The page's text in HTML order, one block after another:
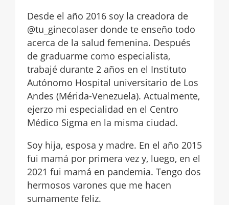
Desde el año 2016 soy la creadora de
@tu_ginecolaser donde te enseño todo
acerca de la salud femenina. Después
de graduarme como especialista,
trabajé durante 2 años en el Instituto
Autónomo Hospital universitario de Los
Andes (Mérida-Venezuela). Actualmente,
ejerzo mi especialidad en el Centro
Médico Sigma en la misma ciudad.
Soy hija, esposa y madre. En el año 2015
fui mamá por primera vez y, luego, en el
2021 fui mamá en pandemia. Tengo dos
hermosos varones que me hacen
sumamente feliz.